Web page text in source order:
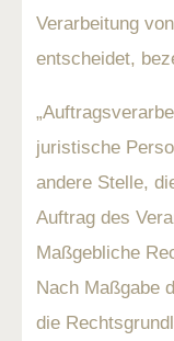
Verarbeitung
entscheidet,
juristische
andere Stelle,
Auftrag des
Maßgebliche
Nach Maßgabe
die